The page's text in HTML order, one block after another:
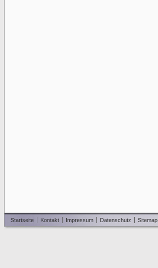
Startseite Kontakt Impressum Datenschutz Sitemap